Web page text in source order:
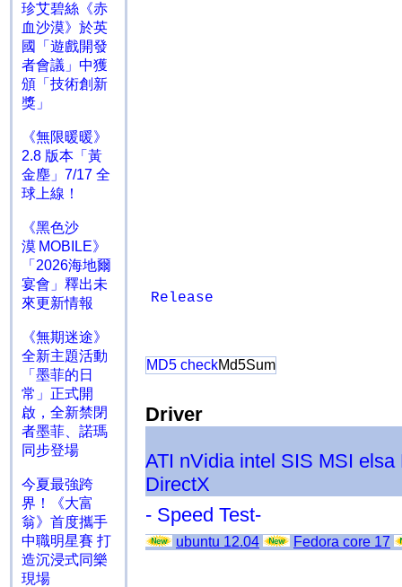
珍艾碧絲《赤
血沙漠》於英
國「遊戲開發
者會議」中獲
頒「技術創新
獎」
《無限暖暖》
2.8 版本「黃
金塵」7/17 全
球上線！
《黑色沙
漠 MOBILE》
「2026海地爾
宴會」釋出未
來更新情報
《無期迷途》
全新主題活動
「墨菲的日
常」正式開
啟，全新禁閉
者墨菲、諾瑪
同步登場
今夏最強跨
界！《大富
翁》首度攜手
中職明星賽 打
造沉浸式同樂
現場
Release
MD5 checkMd5Sum
Driver
ATI nVidia intel SIS MSI elsa
DirectX
- Speed Test-
ubuntu 12.04 Fedora core 17